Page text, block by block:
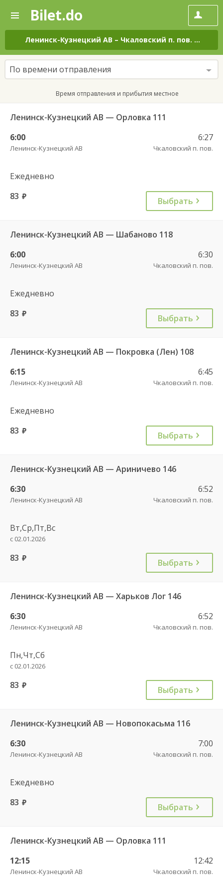
—
Поиск
и
покупка
билетов
на
автобус
онлайн
Bilet.do
Ленинск-Кузнецкий АВ – Чкаловский п. пов. на все
По времени отправления
Время отправления и прибытия местное
Ленинск-Кузнецкий АВ — Орловка 111
6:00
Ленинск-Кузнецкий АВ
6:27
Чкаловский п. пов.
Ежедневно
83 руб. Выбрать
Ленинск-Кузнецкий АВ — Шабаново 118
6:00
Ленинск-Кузнецкий АВ
6:30
Чкаловский п. пов.
Ежедневно
83 руб. Выбрать
Ленинск-Кузнецкий АВ — Покровка (Лен) 108
6:15
Ленинск-Кузнецкий АВ
6:45
Чкаловский п. пов.
Ежедневно
83 руб. Выбрать
Ленинск-Кузнецкий АВ — Ариничево 146
6:30
Ленинск-Кузнецкий АВ
6:52
Чкаловский п. пов.
Вт,Ср,Пт,Вс
с 02.01.2026
83 руб. Выбрать
Ленинск-Кузнецкий АВ — Харьков Лог 146
6:30
Ленинск-Кузнецкий АВ
6:52
Чкаловский п. пов.
Пн,Чт,Сб
с 02.01.2026
83 руб. Выбрать
Ленинск-Кузнецкий АВ — Новопокасьма 116
6:30
Ленинск-Кузнецкий АВ
7:00
Чкаловский п. пов.
Ежедневно
83 руб. Выбрать
Ленинск-Кузнецкий АВ — Орловка 111
12:15
Ленинск-Кузнецкий АВ
12:42
Чкаловский п. пов.